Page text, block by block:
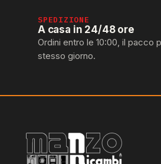
SPEDIZIONE
A casa in 24/48 ore
Ordini entro le 10:00, il pacco
stesso giorno.